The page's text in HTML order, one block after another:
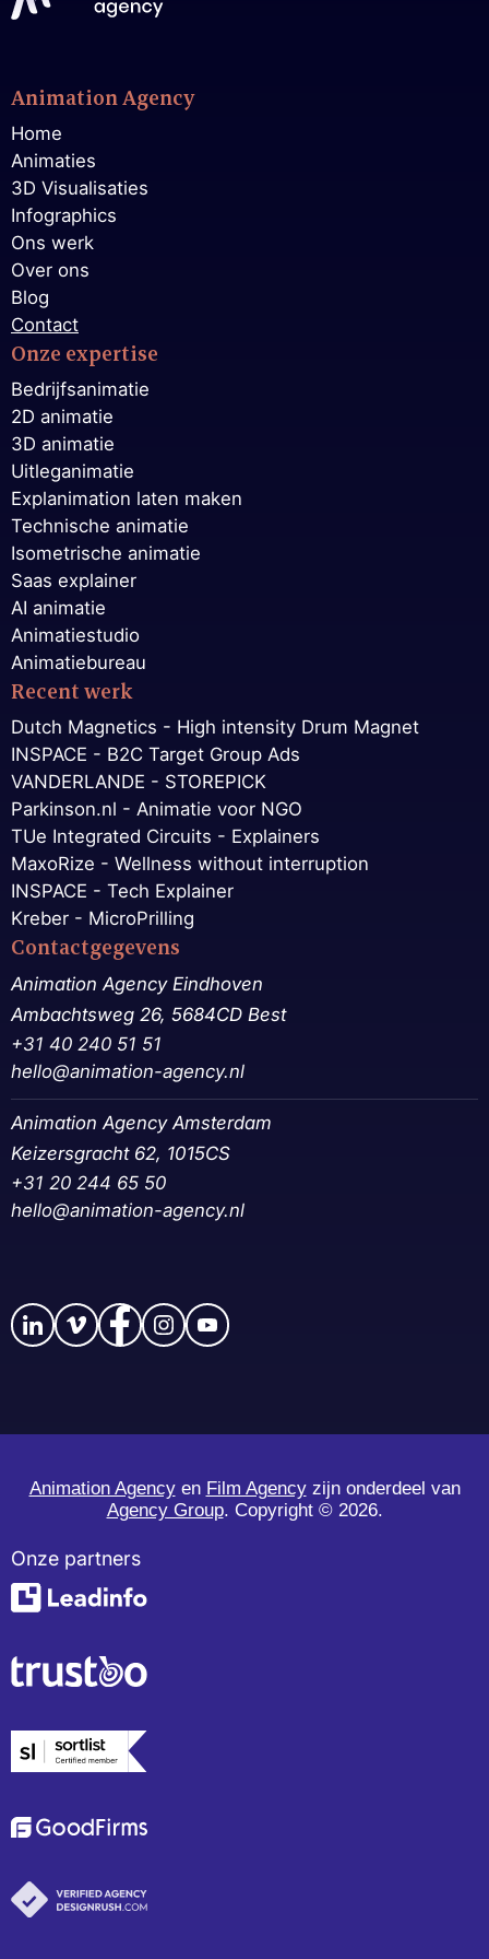
Animation Agency
Home
Animaties
3D Visualisaties
Infographics
Ons werk
Over ons
Blog
Contact
Onze expertise
Bedrijfsanimatie
2D animatie
3D animatie
Uitleganimatie
Explanimation laten maken
Technische animatie
Isometrische animatie
Saas explainer
AI animatie
Animatiestudio
Animatiebureau
Recent werk
Dutch Magnetics - High intensity Drum Magnet
INSPACE - B2C Target Group Ads
VANDERLANDE - STOREPICK
Parkinson.nl - Animatie voor NGO
TUe Integrated Circuits - Explainers
MaxoRize - Wellness without interruption
INSPACE - Tech Explainer
Kreber - MicroPrilling
Contactgegevens
Animation Agency Eindhoven
Ambachtsweg 26, 5684CD Best
+31 40 240 51 51
hello@animation-agency.nl
Animation Agency Amsterdam
Keizersgracht 62, 1015CS
+31 20 244 65 50‬
hello@animation-agency.nl
Animation Agencyen Film Agencyzijn onderdeel van
Agency Group. Copyright © 2026.
Onze partners